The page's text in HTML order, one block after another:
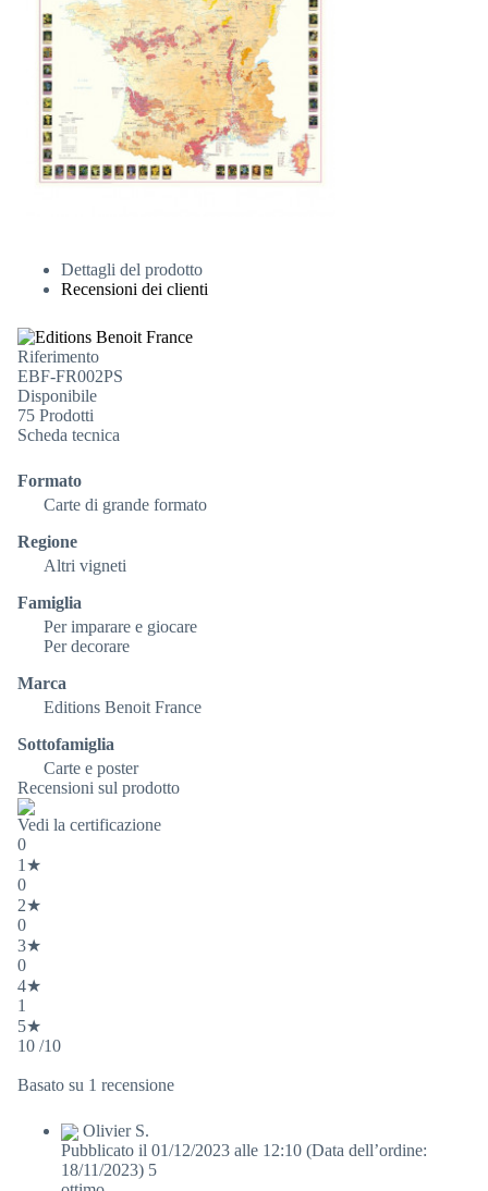
Dettagli del prodotto
Recensioni dei clienti
Riferimento
EBF-FR002PS
Disponibile
75 Prodotti
Scheda tecnica
Formato
Carte di grande formato
Regione
Altri vigneti
Famiglia
Per imparare e giocare
Per decorare
Marca
Editions Benoit France
Sottofamiglia
Carte e poster
Recensioni sul prodotto
Vedi la certificazione
0
1★
0
2★
0
3★
0
4★
1
5★
10 /10
Basato su 1 recensione
Olivier S.
Pubblicato il 01/12/2023 alle 12:10 (Data dell’ordine:
18/11/2023) 5